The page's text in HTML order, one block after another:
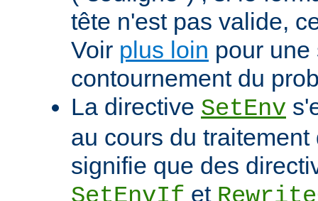
tête n'est pas valide,
Voir plus loin pour
contournement du
La directive SetEnv
au cours du
signifie que des
et